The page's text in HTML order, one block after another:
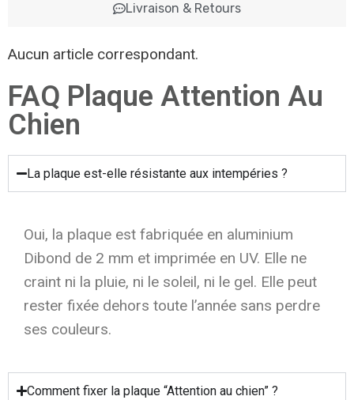
Livraison & Retours
Aucun article correspondant.
FAQ Plaque Attention Au
Chien
La plaque est-elle résistante aux intempéries ?
Oui, la plaque est fabriquée en aluminium
Dibond de 2 mm et imprimée en UV. Elle ne
craint ni la pluie, ni le soleil, ni le gel. Elle peut
rester fixée dehors toute l’année sans perdre
ses couleurs.
Comment fixer la plaque “Attention au chien” ?